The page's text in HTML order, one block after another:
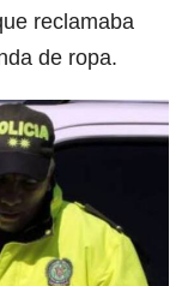
reclamaba
de ropa.